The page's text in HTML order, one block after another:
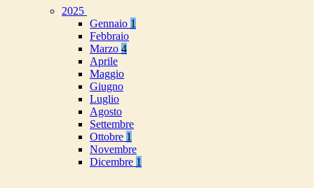
2025
Gennaio 1
Febbraio
Marzo 4
Aprile
Maggio
Giugno
Luglio
Agosto
Settembre
Ottobre 1
Novembre
Dicembre 1